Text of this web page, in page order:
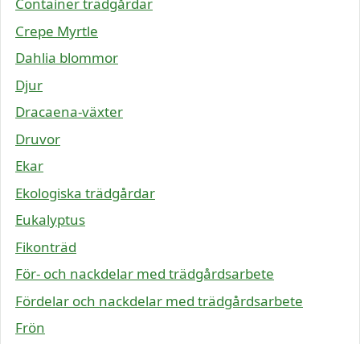
Crepe Myrtle
Dahlia blommor
Djur
Dracaena-växter
Druvor
Ekar
Ekologiska trädgårdar
Eukalyptus
Fikonträd
För- och nackdelar med trädgårdsarbete
Fördelar och nackdelar med trädgårdsarbete
Frön